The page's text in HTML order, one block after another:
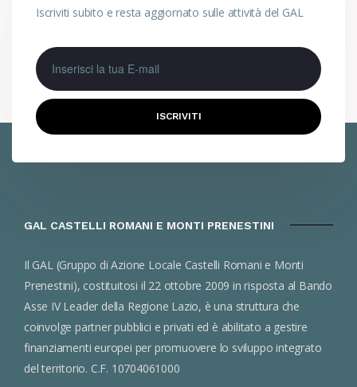
Iscriviti subito e resta aggiornato sulle attività del GAL
ISCRIVITI
GAL CASTELLI ROMANI E MONTI PRENESTINI
Il GAL (Gruppo di Azione Locale Castelli Romani e Monti
Prenestini), costituitosi il 22 ottobre 2009 in risposta al Bando
Asse IV Leader della Regione Lazio, è una struttura che
coinvolge partner pubblici e privati ed è abilitato a gestire
finanziamenti europei per promuovere lo sviluppo integrato
del territorio. C.F. 10704061000